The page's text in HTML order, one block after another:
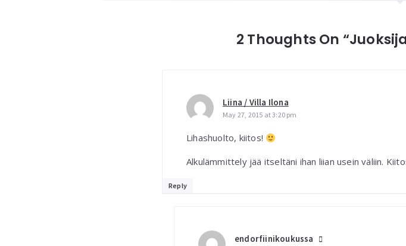
2 Thoughts On
Liina / Villa Ilona
May 27, 2015 at 3:20 pm
Lihashuolto, kiitos!
Alkulämmittely jää itseltäni ihan liian usein väliin.
Reply
endorfiinikoukussa